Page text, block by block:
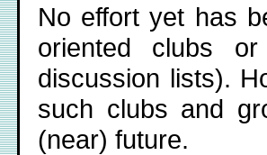
No effort yet has
oriented clubs
discussion lists).
such clubs and
(near) future.